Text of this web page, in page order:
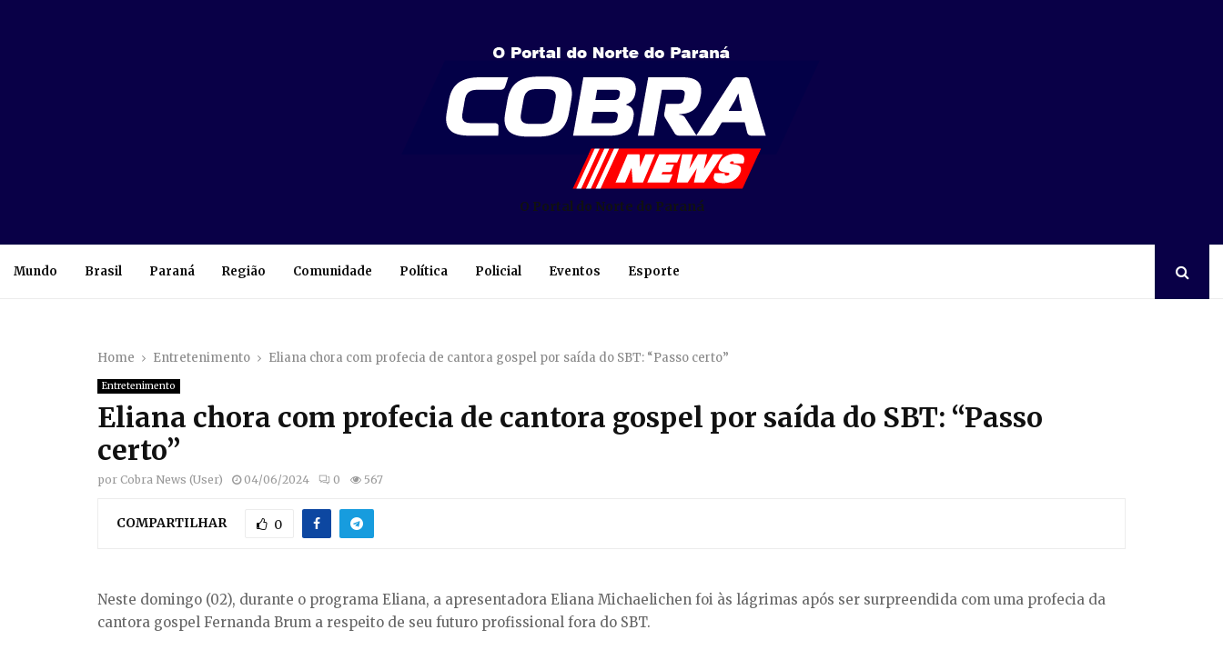
O Portal do Norte do Paraná
Mundo Brasil Paraná Região Comunidade Política Policial Eventos Esporte
Home Entretenimento Eliana chora com profecia de cantora gospel por saída do SBT: “Passo certo”
Entretenimento
Eliana chora com profecia de cantora gospel por saída do SBT: “Passo
certo”
por Cobra News (User) 04/06/2024 0 567
COMPARTILHAR 0
Neste domingo (02), durante o programa Eliana, a apresentadora Eliana Michaelichen foi às lágrimas após ser surpreendida com uma profecia da
cantora gospel Fernanda Brum a respeito de seu futuro profissional fora do SBT.